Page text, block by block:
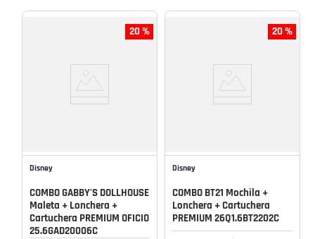
20 %
Disney
COMBO GABBY'S DOLLHOUSE
Maleta + Lonchera +
Cartuchera PREMIUM OFICIO
25.6GAD20006C
20 %
Disney
COMBO BT21 Mochila +
Lonchera + Cartuchera
PREMIUM 26Q1.6BT2202C